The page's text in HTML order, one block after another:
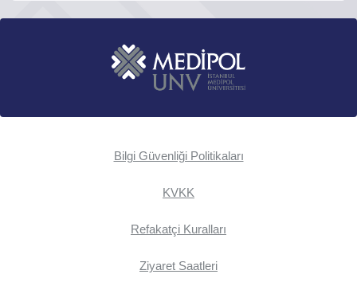
Bilgi Güvenliği Politikaları
KVKK
Refakatçi Kuralları
Ziyaret Saatleri